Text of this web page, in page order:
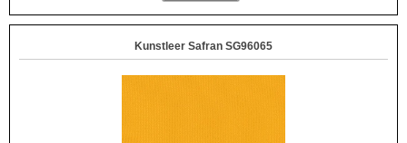
Kunstleer Safran SG96065